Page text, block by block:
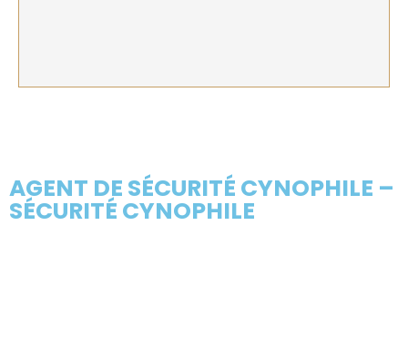
AGENT DE SÉCURITÉ CYNOPHILE –
SÉCURITÉ CYNOPHILE